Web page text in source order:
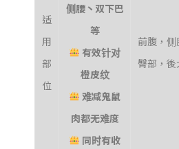
适
用
部
位
侧腰丶双下巴
等
有效针对
橙皮纹
难减鬼鼠
肉都无难度
同时有收
前腹，侧
臀部，後